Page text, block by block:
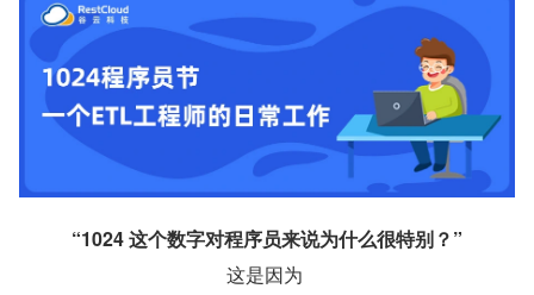
“1024 这个数字对程序员来说为什么很特别？”
这是因为